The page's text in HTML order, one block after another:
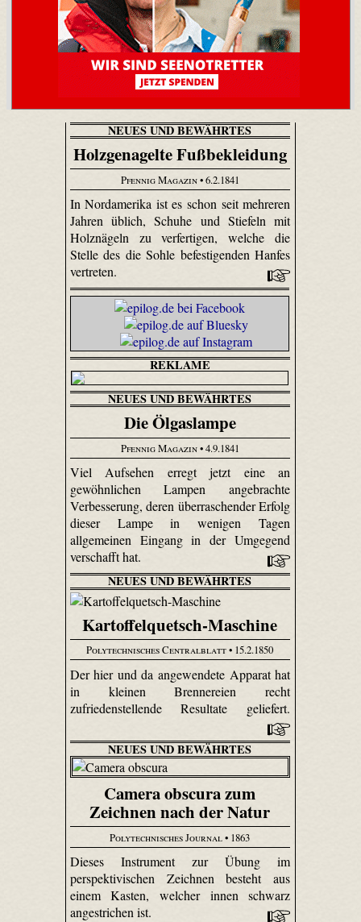
NEUES UND BEWÄHRTES
Holzgenagelte Fußbekleidung
Pfennig Magazin• 6.2.1841
In Nordamerika ist es schon seit mehreren
Jahren üblich, Schuhe und Stiefeln mit
Holznägeln zu verfertigen, welche die
Stelle des die Sohle befestigenden Hanfes
vertreten.
REKLAME
NEUES UND BEWÄHRTES
Die Ölgaslampe
Pfennig Magazin• 4.9.1841
Viel Aufsehen erregt jetzt eine an
gewöhnlichen Lampen angebrachte
Verbesserung, deren überraschender Erfolg
dieser Lampe in wenigen Tagen
allgemeinen Eingang in der Umgegend
verschafft hat.
NEUES UND BEWÄHRTES
Kartoffelquetsch-Maschine
Polytechnisches Centralblatt• 15.2.1850
Der hier und da angewendete Apparat hat
in kleinen Brennereien recht
zufriedenstellende Resultate geliefert.
NEUES UND BEWÄHRTES
Camera obscura zum
Zeichnen nach der Natur
Polytechnisches Journal• 1863
Dieses Instrument zur Übung im
perspektivischen Zeichnen besteht aus
einem Kasten, welcher innen schwarz
angestrichen ist.